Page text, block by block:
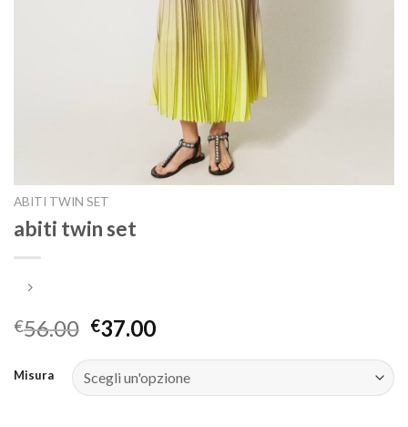
ABITI TWIN SET
abiti twin set
€56.00 €37.00
Misura